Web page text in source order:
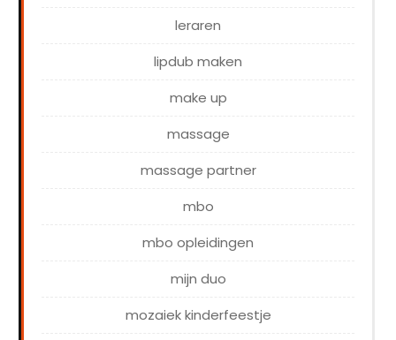
leraren
lipdub maken
make up
massage
massage partner
mbo
mbo opleidingen
mijn duo
mozaiek kinderfeestje